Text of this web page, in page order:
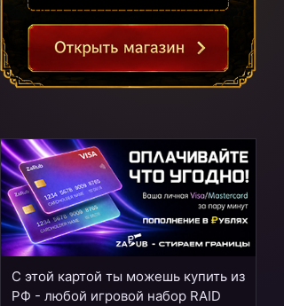
С этой картой ты можешь купить из
РФ - любой игровой набор RAID